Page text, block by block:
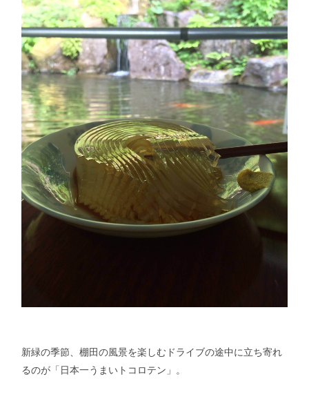
新緑の季節、棚田の風景を楽しむドライブの途中に立ち寄れ
るのが「日本一うまいトコロテン」。